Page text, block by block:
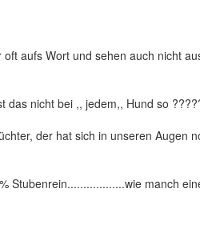
aufs Wort und sehen auch nicht
das nicht bei ,, jedem,, Hund so
der hat sich in unseren Augen
Stubenrein..................wie manch